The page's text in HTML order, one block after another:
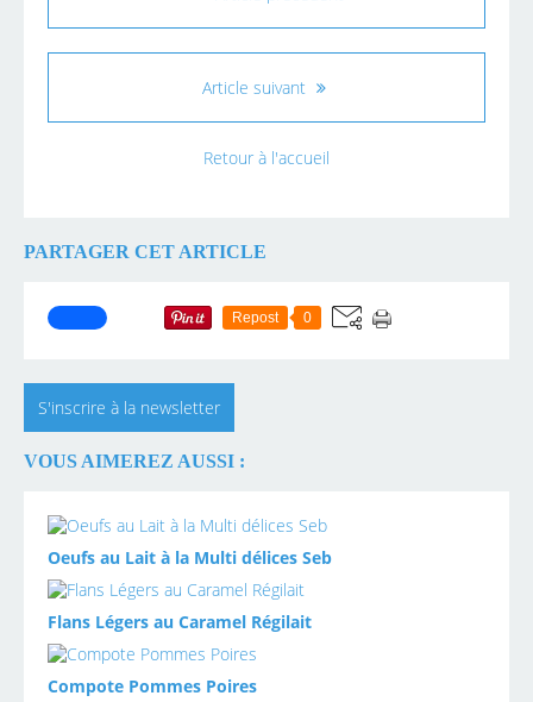
Article suivant
Retour à l'accueil
PARTAGER CET ARTICLE
Repost 0
S'inscrire à la newsletter
VOUS AIMEREZ AUSSI :
Oeufs au Lait à la Multi délices Seb
Flans Légers au Caramel Régilait
Compote Pommes Poires